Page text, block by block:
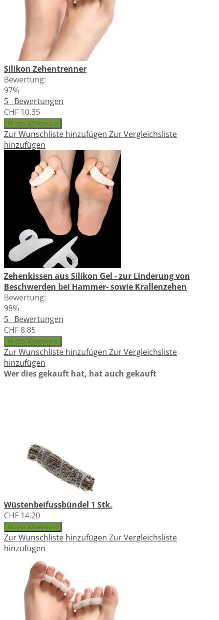
Silikon Zehentrenner
Bewertung:
97%
5 Bewertungen
CHF 10.35
In den Warenkorb
Zur Wunschliste hinzufügen Zur Vergleichsliste
hinzufügen
Zehenkissen aus Silikon Gel - zur Linderung von
Beschwerden bei Hammer- sowie Krallenzehen
Bewertung:
98%
5 Bewertungen
CHF 8.85
In den Warenkorb
Zur Wunschliste hinzufügen Zur Vergleichsliste
hinzufügen
Wer dies gekauft hat, hat auch gekauft
Wüstenbeifussbündel 1 Stk.
CHF 14.20
In den Warenkorb
Zur Wunschliste hinzufügen Zur Vergleichsliste
hinzufügen